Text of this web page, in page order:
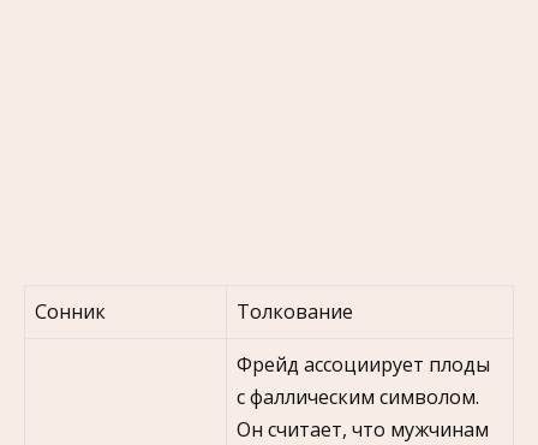
Сонник Толкование
Фрейд ассоциирует плоды
с фаллическим символом.
Он считает, что мужчинам